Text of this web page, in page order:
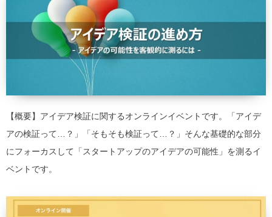
【概要】アイデア検証に関するオンラインイベントです。「アイデ
アの検証って…？」「そもそも検証って…？」そんな基礎的な部分
にフォーカスして「スタートアップのアイデアの可能性」を測るイ
ベントです。